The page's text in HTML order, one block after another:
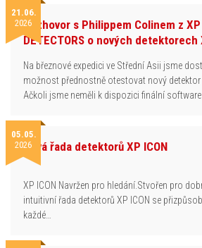
21.06.
2026Rozhovor s Philippem Colinem z XP
DETECTORS o nových detektorech
Na březnové expedici ve Střední Asii jsme
možnost přednostně otestovat nový detektor
Ačkoli jsme neměli k dispozici finální software
05.05.
2026Nová řada detektorů XP ICON
XP ICON Navržen pro hledání.Stvořen pro
intuitivní řada detektorů XP ICON se
každé…